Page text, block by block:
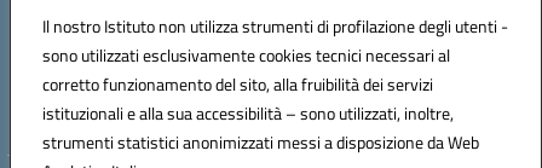
Il nostro Istituto non utilizza strumenti di profilazione degli utenti -
sono utilizzati esclusivamente cookies tecnici necessari al
corretto funzionamento del sito, alla fruibilità dei servizi
istituzionali e alla sua accessibilità – sono utilizzati, inoltre,
strumenti statistici anonimizzati messi a disposizione da Web
Codice fiscale: 95005290820
Codice meccanografico:pais01700b
Codice Indice delle Pubbliche Amministrazioni (IPA): istsc_pais01700b
Codice unico di fatturazione (CUF): UFM1W3